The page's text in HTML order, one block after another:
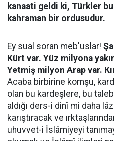
kanaati geldi ki, Türkler
kahraman bir ordusudur.
Ey sual soran meb'uslar!
Kürt var. Yüz milyona
Yetmiş milyon Arap var.
Acaba birbirine komşu,
olan bu kardeşlere, bu
aldığı ders-i dinî mi daha
karıştıracak ve
uhuvvet-i İslâmiyeyi